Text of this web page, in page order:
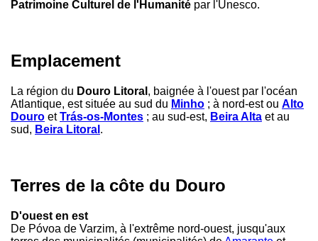
Patrimoine Culturel de l'Humanité par l'Unesco.
Emplacement
La région du Douro Litoral , baignée à l'ouest par l'océan
Atlantique, est située au sud du Minho ; à nord-est ou Alto
Douro etTrás-os-Montes ; au sud-est, Beira Alta et au
sud, Beira Litoral .
Terres de la côte du Douro
D'ouest en est
De Póvoa de Varzim, à l'extrême nord-ouest, jusqu'aux